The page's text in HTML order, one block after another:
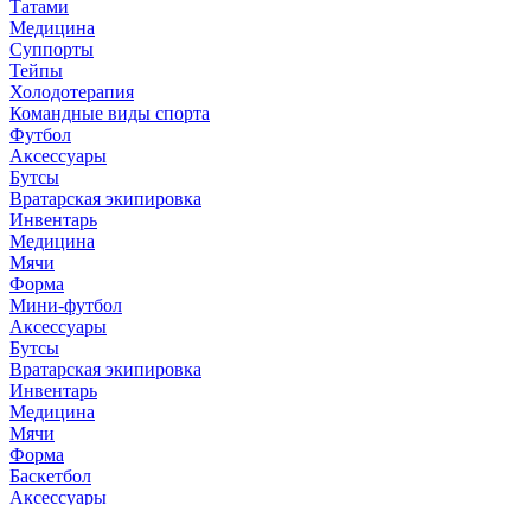
Татами
Медицина
Суппорты
Тейпы
Холодотерапия
Командные виды спорта
Футбол
Аксессуары
Бутсы
Вратарская экипировка
Инвентарь
Медицина
Мячи
Форма
Мини-футбол
Аксессуары
Бутсы
Вратарская экипировка
Инвентарь
Медицина
Мячи
Форма
Баскетбол
Аксессуары